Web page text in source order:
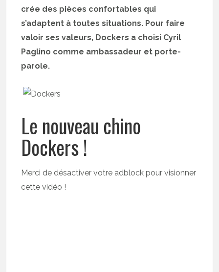
crée des pièces confortables qui
s’adaptent à toutes situations. Pour faire
valoir ses valeurs, Dockers a choisi Cyril
Paglino comme ambassadeur et porte-
parole.
Le nouveau chino
Dockers !
Merci de désactiver votre adblock pour visionner
cette vidéo !